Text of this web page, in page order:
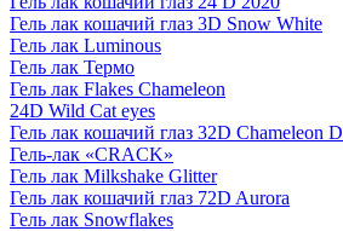
Гель лак кошачий глаз 3D Snow White
Гель лак Luminous
Гель лак Термо
Гель лак Flakes Chameleon
24D Wild Cat eyes
Гель лак кошачий глаз 32D Chameleon
Гель-лак «CRACK»
Гель лак Milkshake Glitter
Гель лак кошачий глаз 72D Aurora
Гель лак Snowflakes